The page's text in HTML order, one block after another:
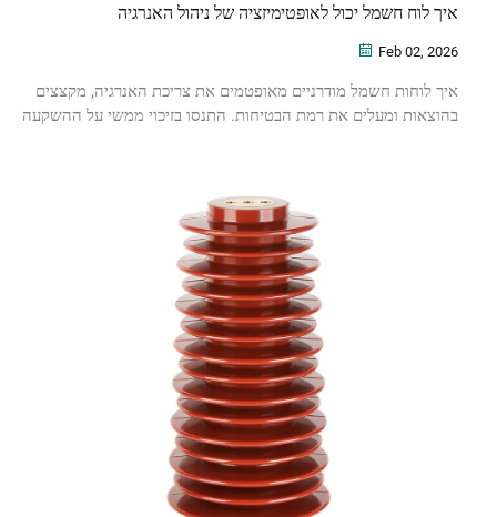
איך לוח חשמל יכול לאופטימיזציה של ניהול האנרגיה
Feb 02, 2026
איך לוחות חשמל מודרניים מאופטמים את צריכת האנרגיה, מקצצים
בהוצאות ומעלים את רמת הבטיחות. התנסו בזיכוי ממשי על ההשקעה